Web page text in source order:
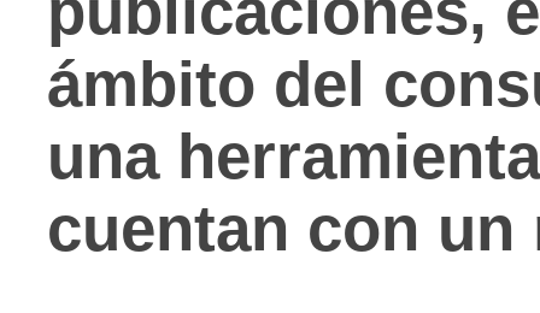
ámbito del
una
cuentan con